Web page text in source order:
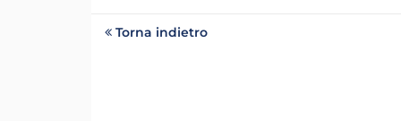
Torna indietro